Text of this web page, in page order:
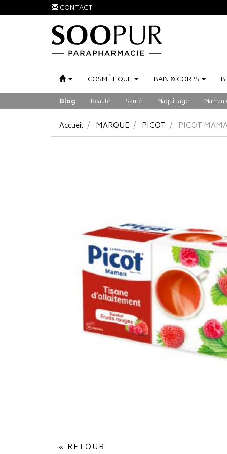
CONTACT
COSMÉTIQUE BAIN &CORPS
Blog Beauté Santé Maquillage
Accueil MARQUE PICOT PICOT
« RETOUR